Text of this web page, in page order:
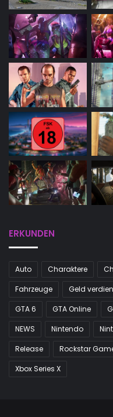
ERKUNDEN
Auto Charaktere
Fahrzeuge
Geld
GTA 6
GTA Online
NEWS
Nintendo
Release
Rockstar
Xbox Series X